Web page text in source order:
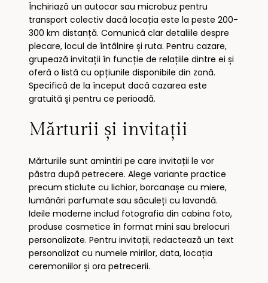
Închiriază un autocar sau microbuz pentru
transport colectiv dacă locația este la peste 200-
300 km distanță. Comunică clar detaliile despre
plecare, locul de întâlnire și ruta. Pentru cazare,
grupează invitații în funcție de relațiile dintre ei și
oferă o listă cu opțiunile disponibile din zonă.
Specifică de la început dacă cazarea este
gratuită și pentru ce perioadă.
Mărturii și invitații
Mărturiile sunt amintiri pe care invitații le vor
păstra după petrecere. Alege variante practice
precum sticlute cu lichior, borcanașe cu miere,
lumânări parfumate sau săculeți cu lavandă.
Ideile moderne includ fotografia din cabina foto,
produse cosmetice în format mini sau brelocuri
personalizate. Pentru invitații, redactează un text
personalizat cu numele mirilor, data, locația
ceremoniilor și ora petrecerii.